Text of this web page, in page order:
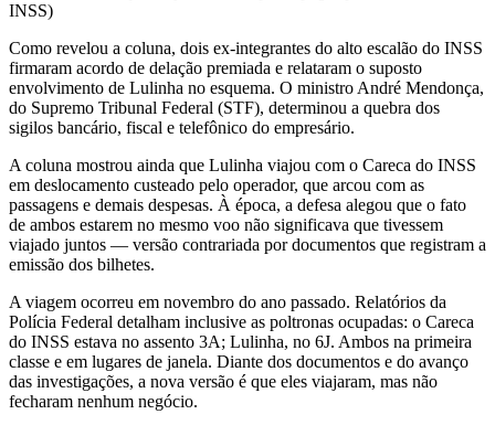
INSS)
Como revelou a coluna, dois ex-integrantes do alto escalão do INSS
firmaram acordo de delação premiada e relataram o suposto
envolvimento de Lulinha no esquema. O ministro André Mendonça,
do Supremo Tribunal Federal (STF), determinou a quebra dos
sigilos bancário, fiscal e telefônico do empresário.
A coluna mostrou ainda que Lulinha viajou com o Careca do INSS
em deslocamento custeado pelo operador, que arcou com as
passagens e demais despesas. À época, a defesa alegou que o fato
de ambos estarem no mesmo voo não significava que tivessem
viajado juntos — versão contrariada por documentos que registram a
emissão dos bilhetes.
A viagem ocorreu em novembro do ano passado. Relatórios da
Polícia Federal detalham inclusive as poltronas ocupadas: o Careca
do INSS estava no assento 3A; Lulinha, no 6J. Ambos na primeira
classe e em lugares de janela. Diante dos documentos e do avanço
das investigações, a nova versão é que eles viajaram, mas não
fecharam nenhum negócio.